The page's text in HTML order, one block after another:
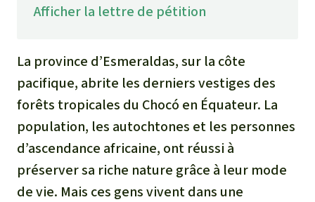
Les routes
Afficher la lettre de pétition
La province d’Esmeraldas, sur la côte
pacifique, abrite les derniers vestiges des
forêts tropicales du Chocó en Équateur. La
population, les autochtones et les personnes
d’ascendance africaine, ont réussi à
préserver sa riche nature grâce à leur mode
de vie. Mais ces gens vivent dans une